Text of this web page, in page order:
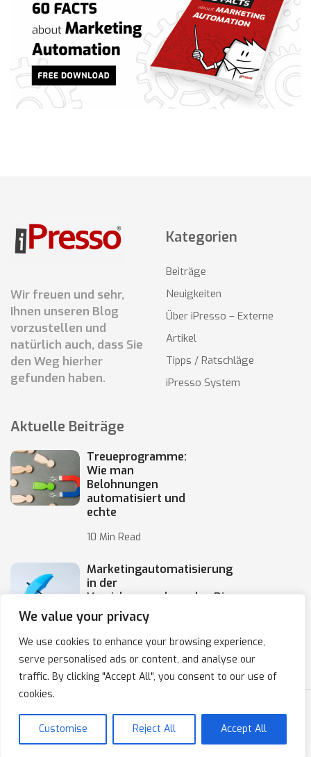
We value your privacy
We use cookies to enhance your browsing experience,
serve personalised ads or content, and analyse our
traffic. By clicking "Accept All", you consent to our use of
cookies.
Customise Reject All Accept All
Wir freuen und sehr,
Ihnen unseren Blog
vorzustellen und
natürlich auch, dass Sie
den Weg hierher
gefunden haben.
Kategorien
Beiträge
Neuigkeiten
Über iPresso – Externe
Artikel
Tipps / Ratschläge
iPresso System
Aktuelle Beiträge
Treueprogramme:
Wie man
Belohnungen
automatisiert und
echte
10 Min Read
Marketingautomatisierung
in der
Versicherungsbranche: Die
Automatisierung von
10 Min Read
Copyright © 2020-2025 IPresso S.A. Marketing Automation
Datenschutzbestimmungen